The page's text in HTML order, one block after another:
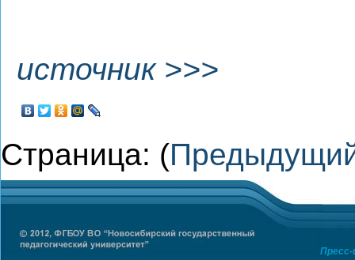
источник >>>
Страница: (